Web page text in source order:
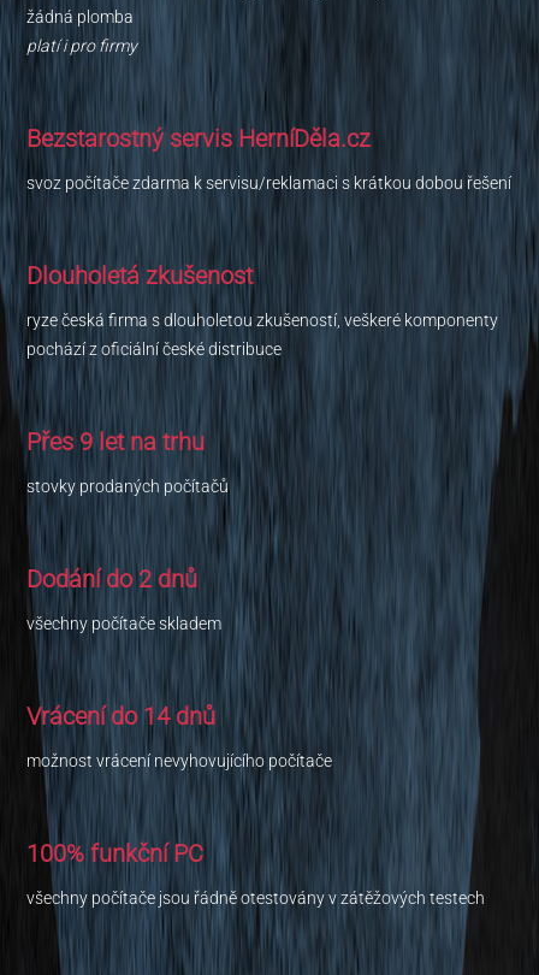
žádná plomba
platí i pro firmy
Bezstarostný servis HerníDěla.cz
svoz počítače zdarma k servisu/reklamaci s krátkou dobou řešení
Dlouholetá zkušenost
ryze česká firma s dlouholetou zkušeností, veškeré komponenty
pochází z oficiální české distribuce
Přes 9 let na trhu
stovky prodaných počítačů
Dodání do 2 dnů
všechny počítače skladem
Vrácení do 14 dnů
možnost vrácení nevyhovujícího počítače
100% funkční PC
všechny počítače jsou řádně otestovány v zátěžových testech